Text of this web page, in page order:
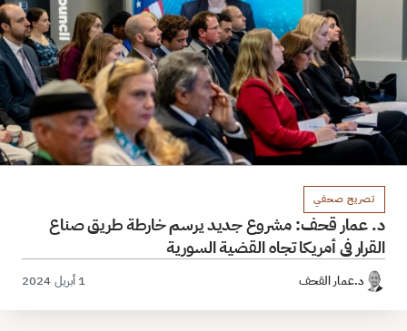
تصريح صحفي
د. عمار قحف: مشروع جديد يرسم خارطة طريق صناع
القرار في أمريكا تجاه القضية السورية
د.عمار القحف 1 أبريل 2024